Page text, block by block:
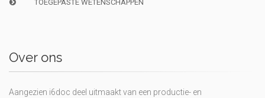
TOEGEPASTE WETENSCHAPPEN
Over ons
Aangezien i6doc deel uitmaakt van een productie- en